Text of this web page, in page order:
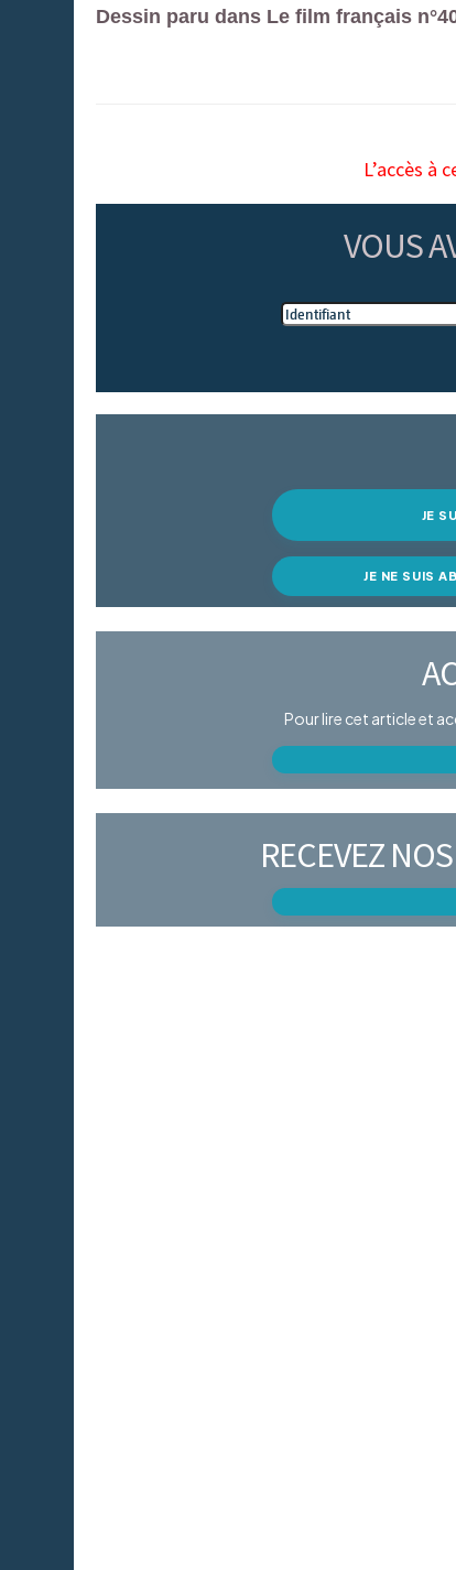
Dessin paru dans Le film français
L’accès à
VOUS
JE
JE NE SUIS
Pour lire cet article et
RECEVEZ